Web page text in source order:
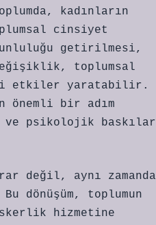
kadınların
cinsiyet
getirilmesi,
toplumsal
etkiler yaratabilir.
önemli bir adım
ve psikolojik baskılar
değil, aynı zamanda
dönüşüm, toplumun
hizmetine